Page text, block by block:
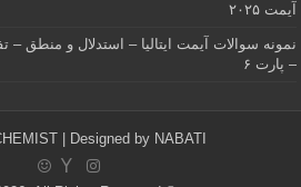
آیمت ۲۰۲۵
– پارت ۶
| Designed by NABATI